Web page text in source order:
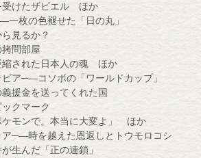
受けたザビエル ほか
枚の色褪せた「日の丸」
見るか？
問部屋
縮された日本人の魂 ほか
ア─―コソボの「ワールドカップ」
援金を送ってくれた国
クマーク
ケモンで。本当に大変よ」 ほか
─―時を越えた恩返しとトウモロコシ
生んだ「正の連鎖」